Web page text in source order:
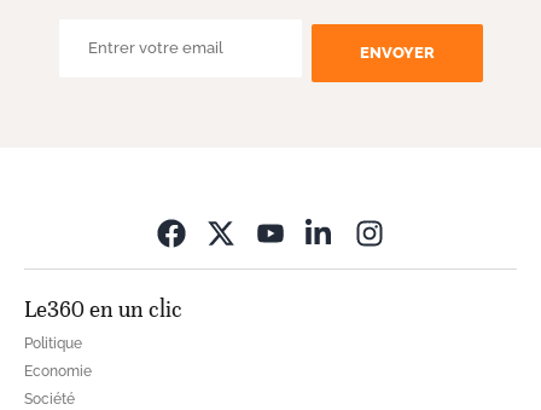
ENVOYER
Le360 en un clic
Politique
Economie
Société